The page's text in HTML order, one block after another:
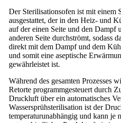
Der Sterilisationsofen ist mit einem
ausgestattet, der in den Heiz- und
auf der einen Seite und den Dampf
anderen Seite durchströmt, sodass
direkt mit dem Dampf und dem
und somit eine aseptische
gewährleistet ist.
Während des gesamten Prozesses
Retorte programmgesteuert durch
Druckluft über ein automatisches
Wassersprühsterilisation ist der
temperaturunabhängig und kann je